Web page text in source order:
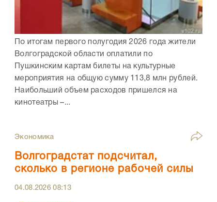
По итогам первого полугодия 2026 года жители
Волгоградской области оплатили по
Пушкинским картам билеты на культурные
мероприятия на общую сумму 113,8 млн рублей.
Наибольший объем расходов пришелся на
кинотеатры –...
Экономика
Волгоградстат подсчитал,
сколько в регионе рабочей силы
04.08.202608:13